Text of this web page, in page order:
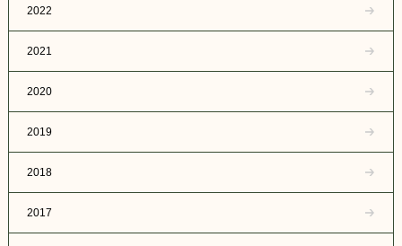
2022
2021
2020
2019
2018
2017